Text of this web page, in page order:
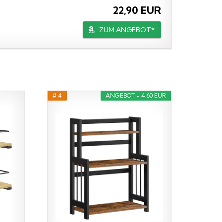
22,90 EUR
ZUM ANGEBOT*
ANGEBOT - 4,60 EUR
# 4